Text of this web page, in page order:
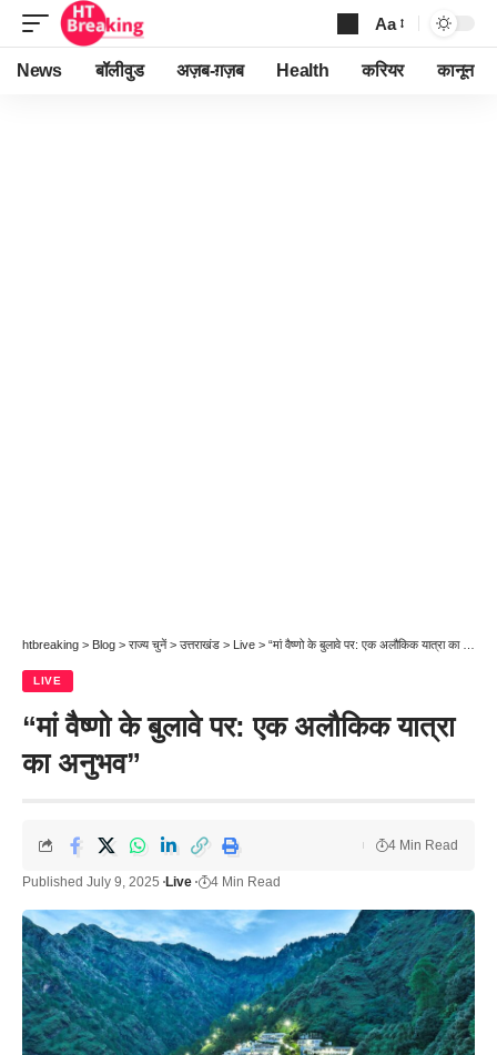
Font
Resizer
Aa
News बॉलीवुड अज़ब-ग़ज़ब Health करियर कानून
htbreaking > Blog > राज्य चुनें > उत्तराखंड > Live > “मां वैष्णो के बुलावे पर: एक अलौकिक यात्रा का अनुभव”
LIVE
“मां वैष्णो के बुलावे पर: एक अलौकिक यात्रा
का अनुभव”
Published July 9, 2025 Live 4 Min Read
4 Min Read